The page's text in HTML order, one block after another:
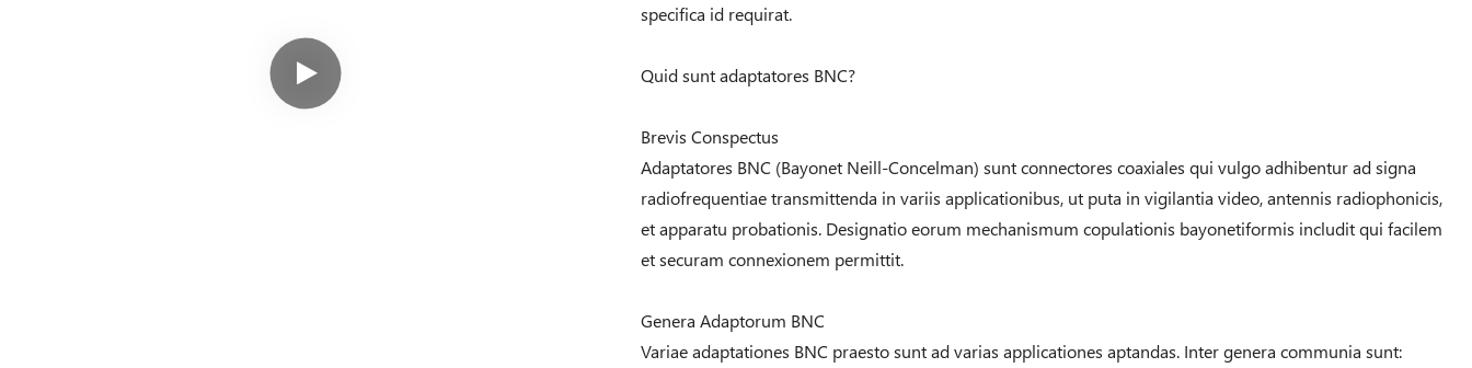
specifica id requirat.
Quid sunt adaptatores BNC?
Brevis Conspectus
Adaptatores BNC (Bayonet Neill-Concelman) sunt connectores coaxiales qui vulgo adhibentur ad signa
radiofrequentiae transmittenda in variis applicationibus, ut puta in vigilantia video, antennis radiophonicis,
et apparatu probationis. Designatio eorum mechanismum copulationis bayonetiformis includit qui facilem
et securam connexionem permittit.
Genera Adaptorum BNC
Variae adaptationes BNC praesto sunt ad varias applicationes aptandas. Inter genera communia sunt: